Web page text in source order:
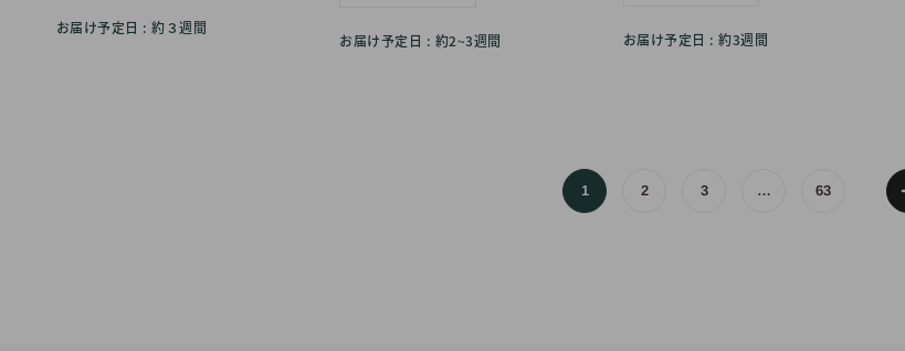
お届け予定日 : 約３週間
お届け予定日 : 約2~3週間 お届け予定日 : 約3週間
1 2 3 … 63